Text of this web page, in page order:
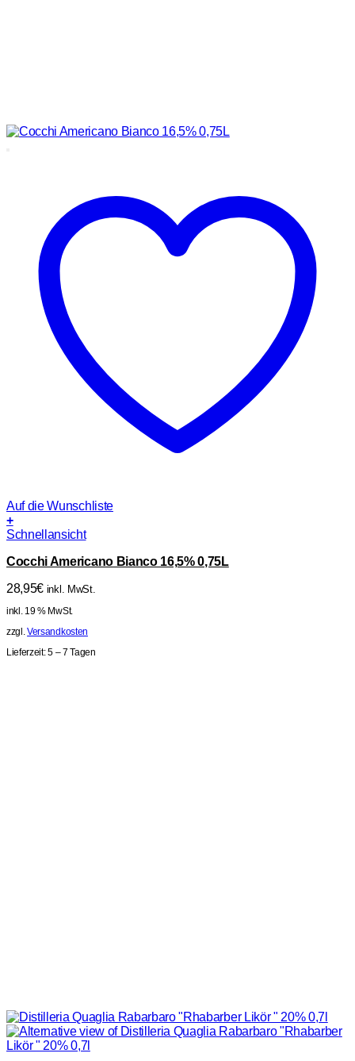
Auf die Wunschliste
+
Schnellansicht
Cocchi Americano Bianco 16,5% 0,75L
28,95€ inkl. MwSt.
inkl. 19 % MwSt.
zzgl.Versandkosten
Lieferzeit:5 – 7 Tagen